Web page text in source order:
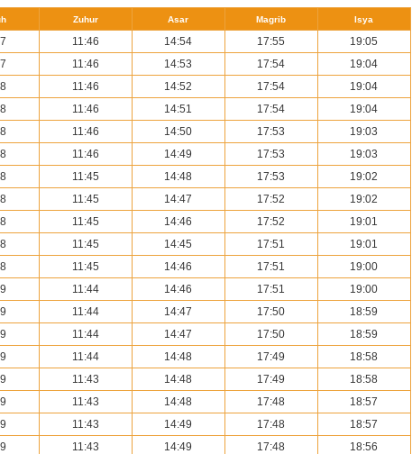
Zuhur Asar Magrib Isya
11:46 14:54 17:55
19:05
11:46 14:53 17:54
19:04
11:46 14:52 17:54
19:04
11:46 14:51 17:54
19:04
11:46 14:50 17:53
19:03
11:46 14:49 17:53
19:03
11:45 14:48 17:53
19:02
11:45 14:47 17:52
19:02
11:45 14:46 17:52
19:01
11:45 14:45 17:51
19:01
11:45 14:46 17:51
19:00
11:44 14:46 17:51
19:00
11:44 14:47 17:50
18:59
11:44 14:47 17:50
18:59
11:44 14:48 17:49
18:58
11:43 14:48 17:49
18:58
11:43 14:48 17:48
18:57
11:43 14:49 17:48
18:57
11:43 14:49 17:48
18:56